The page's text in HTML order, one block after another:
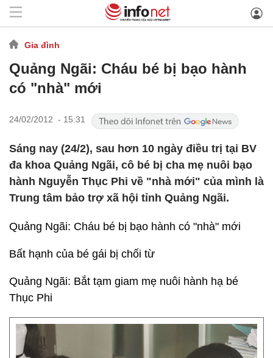
Gia đình
Quảng Ngãi: Cháu bé bị bạo hành
có "nhà" mới
24/02/2012 - 15:31
Sáng nay (24/2), sau hơn 10 ngày điều trị tại BV
đa khoa Quảng Ngãi, cô bé bị cha mẹ nuôi bạo
hành Nguyễn Thục Phi về "nhà mới" của mình là
Trung tâm bảo trợ xã hội tỉnh Quảng Ngãi.
Quảng Ngãi: Cháu bé bị bạo hành có "nhà" mới
Bất hạnh của bé gái bị chối từ
Quảng Ngãi: Bắt tạm giam mẹ nuôi hành hạ bé
Thục Phi